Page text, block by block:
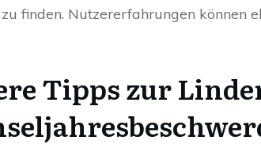
finden. Nutzererfahrungen können
Tipps zur